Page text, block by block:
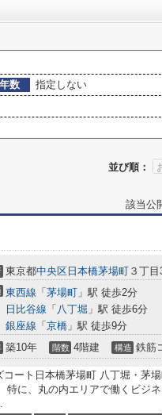
数
指定しない
並び順：
該当公
東京都中央区 日本橋茅場町 ３丁目
東西線 「 茅場町 」駅 徒歩2分
日比谷線 「 八丁堀 」駅 徒歩6分
銀座線 「 京橋 」駅 徒歩9分
築10年 階数 4階建 構造 鉄筋
コート日本橋茅場町 八丁堀・茅
特に、丸の内エリアで働くビジ